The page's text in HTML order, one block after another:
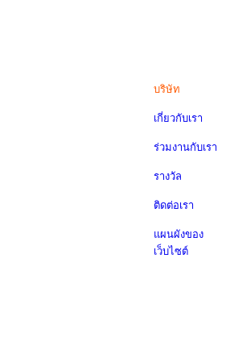
บริษัท
เกี่ยวกับเรา
ร่วมงานกับเรา
รางวัล
ติดต่อเรา
แผนผังของ
เว็บไซต์